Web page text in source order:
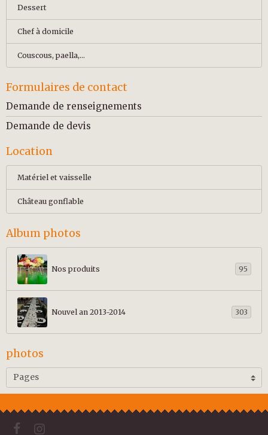
Dessert
Chef à domicile
Couscous, paella,...
Formulaires de contact
Demande de renseignements
Demande de devis
Location
Matériel et vaisselle
Château gonflable
Album photos
Nos produits 95
Nouvel an 2013-2014 303
photos